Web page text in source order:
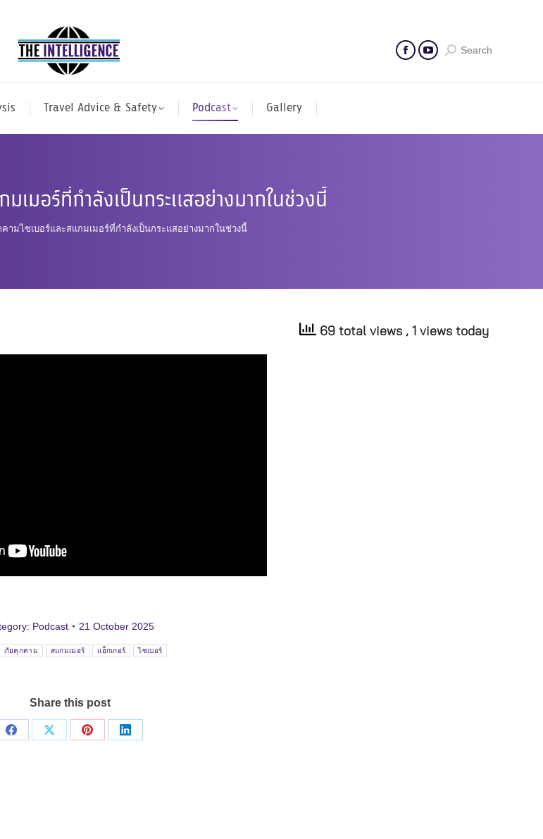
Search
Travel Advice & Safety Podcast Gallery
เมอร์ที่กำลังเป็นกระแสอย่างมากในช่วงนี้
ามไซเบอร์และสแกมเมอร์ที่กำลังเป็นกระแสอย่างมากในช่วงนี้
69 total views , 1 views today
Podcast 21 October 2025
ภัยคุกคาม สแกมเมอร์ แฮ็กเกอร์ ไซเบอร์
Share this post
Share
Share
Share
Share